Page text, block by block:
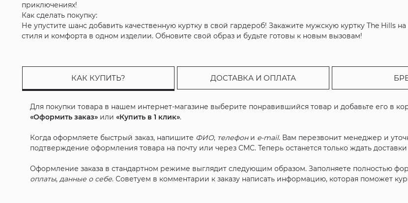
приключениях!
Как сделать покупку:
Не упустите шанс добавить качественную куртку в свой гардероб! Закажите мужскую куртку The Hills
стиля и комфорта в одном изделии. Обновите свой образ и будьте готовы к новым вызовам!
КАК КУПИТЬ? ДОСТАВКА И ОПЛАТА
Для покупки товара в нашем интернет-магазине выберите понравившийся товар и добавьте его в
«Оформить заказ» или«Купить в 1 клик».
Когда оформляете быстрый заказ, напишите ФИО, телефони e-mail. Вам перезвонит менеджер и
подтверждение оформления товара на почту или через СМС. Теперь останется только ждать
Оформление заказа в стандартном режиме выглядит следующим образом. Заполняете полностью
оплаты,данные о себе. Советуем в комментарии к заказу написать информацию, которая поможет